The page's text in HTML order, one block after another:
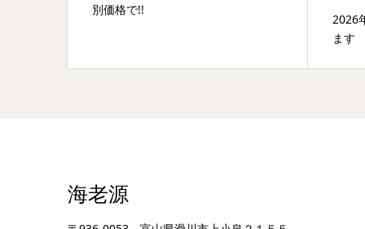
別価格で!!
2026
ます
海老源